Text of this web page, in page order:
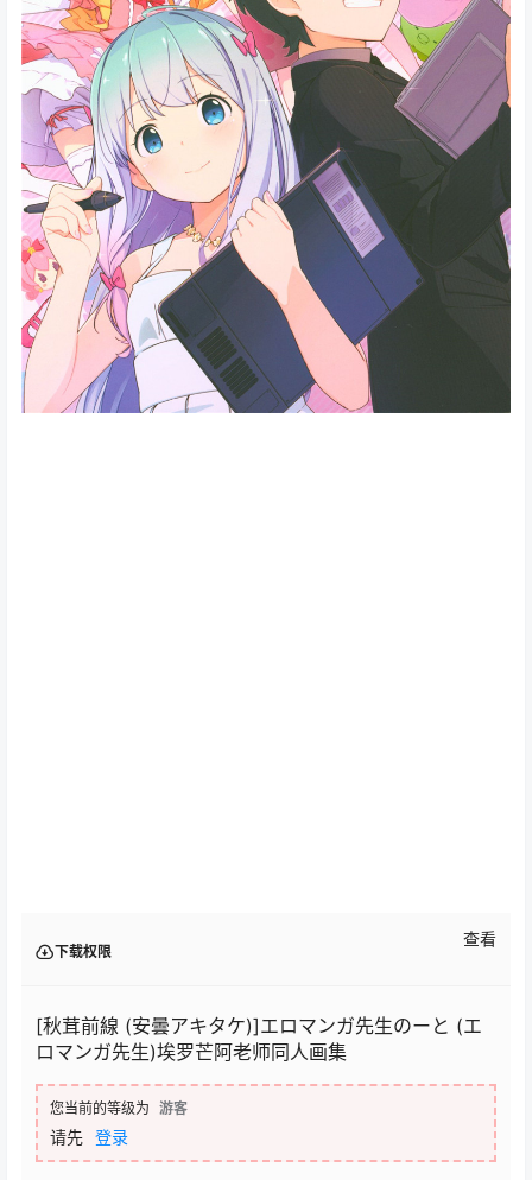
下载权限
查看
[秋茸前線 (安曇アキタケ)]エロマンガ先生のーと (エ
ロマンガ先生)埃罗芒阿老师同人画集
您当前的等级为 游客
请先 登录